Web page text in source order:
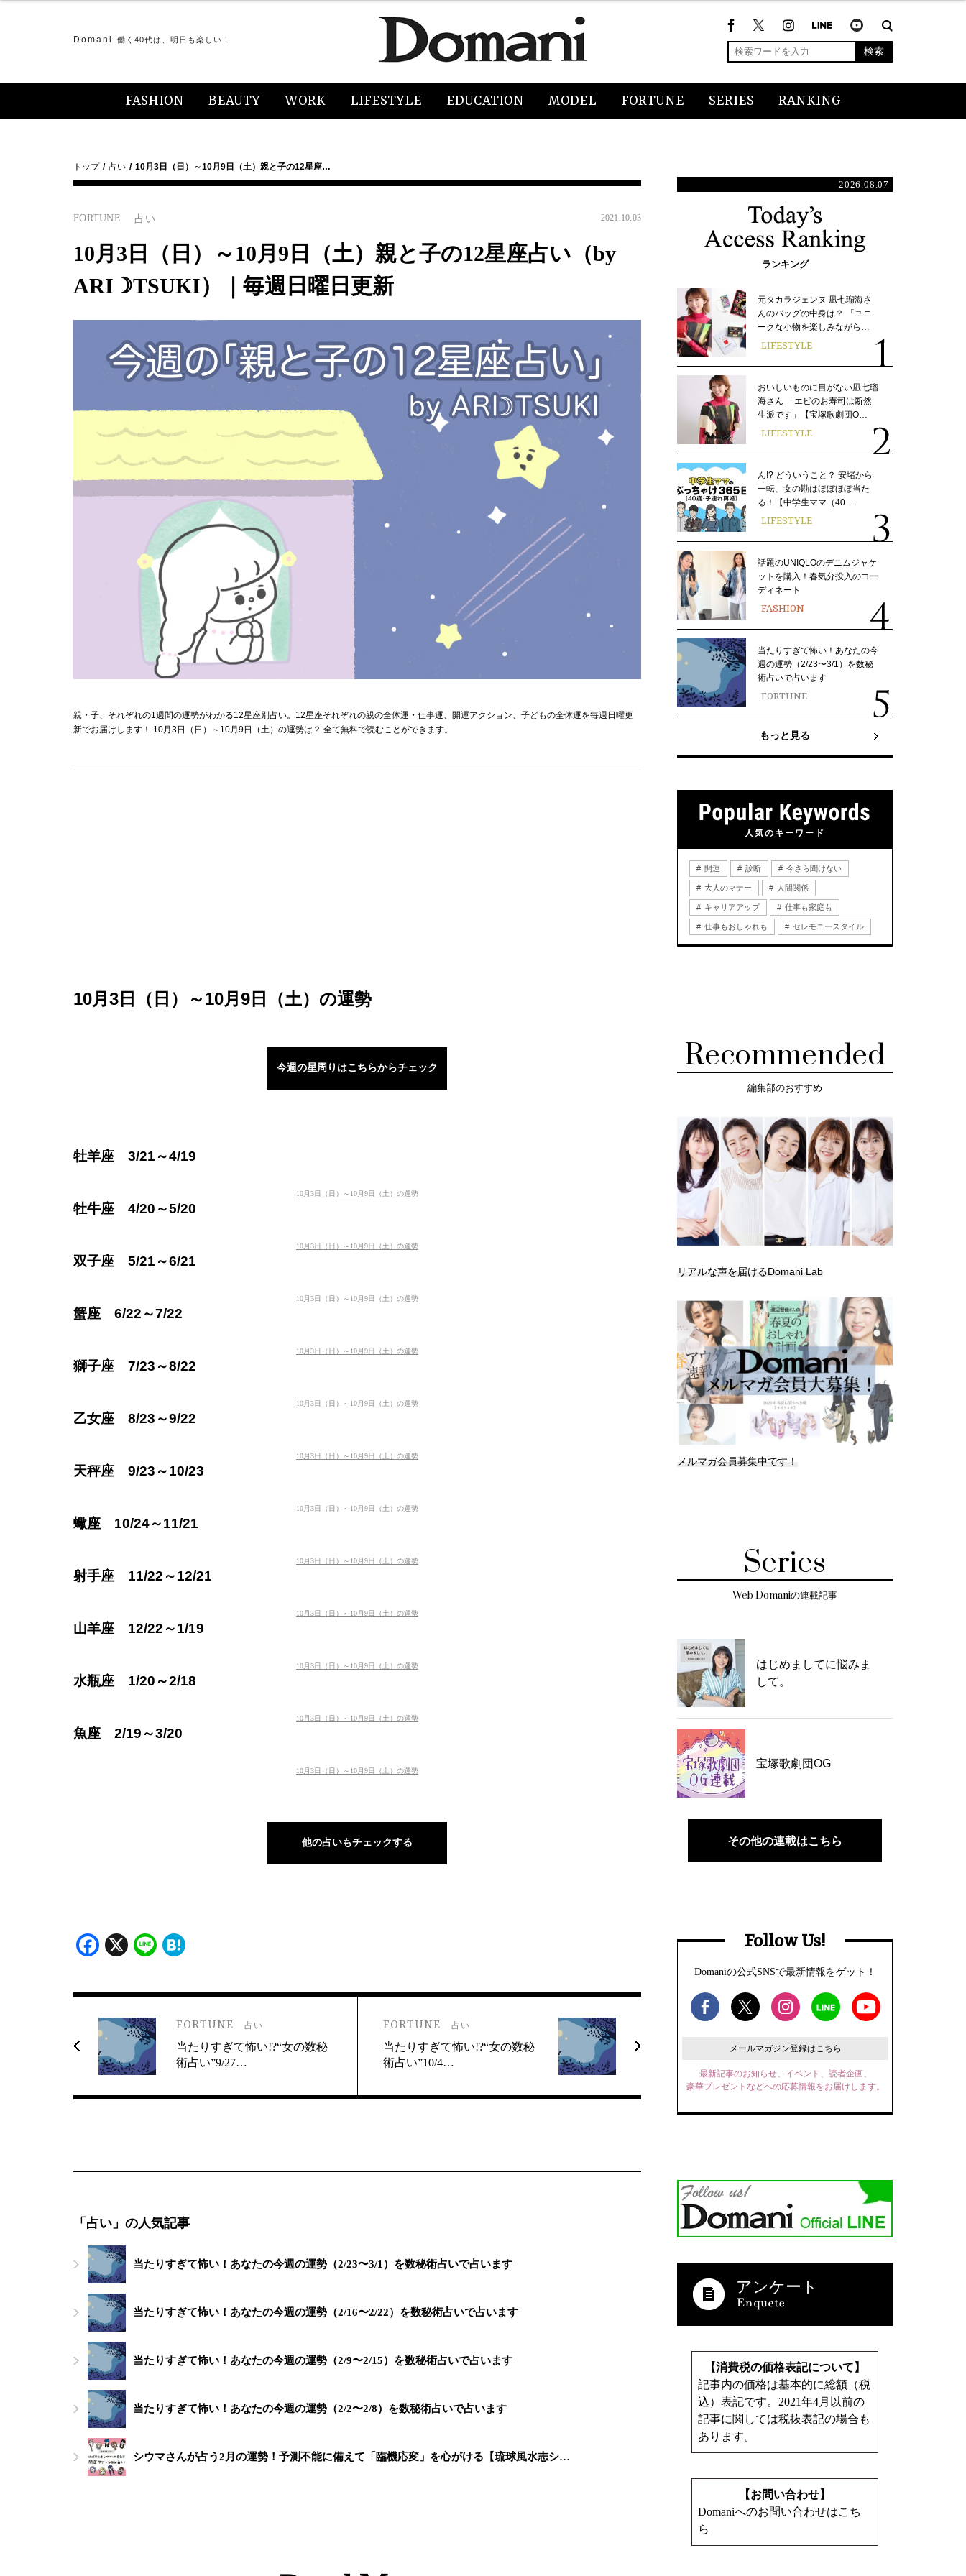
Domani 働く40代は、明日も楽しい！
検索
FASHION BEAUTY WORK LIFESTYLE EDUCATION MODEL FORTUNE SERIES RANKING
トップ 占い 10月3日（日）～10月9日（土）親と子の12星座…
FORTUNE 占い 2021.10.03
10月3日（日）～10月9日（土）親と子の12星座占い（by
ARI☽TSUKI）｜毎週日曜日更新
親・子、それぞれの1週間の運勢がわかる12星座別占い。12星座それぞれの親の全体運・仕事運、開運アクション、子どもの全体運を毎週日曜更
新でお届けします！ 10月3日（日）～10月9日（土）の運勢は？ 全て無料で読むことができます。
10月3日（日）～10月9日（土）の運勢
今週の星周りはこちらからチェック
牡羊座 3/21～4/19
10月3日（日）～10月9日（土）の運勢
牡牛座 4/20～5/20
10月3日（日）～10月9日（土）の運勢
双子座 5/21～6/21
10月3日（日）～10月9日（土）の運勢
蟹座 6/22～7/22
10月3日（日）～10月9日（土）の運勢
獅子座 7/23～8/22
10月3日（日）～10月9日（土）の運勢
乙女座 8/23～9/22
10月3日（日）～10月9日（土）の運勢
天秤座 9/23～10/23
10月3日（日）～10月9日（土）の運勢
蠍座 10/24～11/21
10月3日（日）～10月9日（土）の運勢
射手座 11/22～12/21
10月3日（日）～10月9日（土）の運勢
山羊座 12/22～1/19
10月3日（日）～10月9日（土）の運勢
水瓶座 1/20～2/18
10月3日（日）～10月9日（土）の運勢
魚座 2/19～3/20
10月3日（日）～10月9日（土）の運勢
他の占いもチェックする
Facebook
X Line
FORTUNE 占い
当たりすぎて怖い!?“女の数秘
術占い”9/27…
FORTUNE 占い
当たりすぎて怖い!?“女の数秘
術占い”10/4…
「占い」の人気記事
当たりすぎて怖い！あなたの今週の運勢（2/23〜3/1）を数秘術占いで占います
当たりすぎて怖い！あなたの今週の運勢（2/16〜2/22）を数秘術占いで占います
当たりすぎて怖い！あなたの今週の運勢（2/9〜2/15）を数秘術占いで占います
当たりすぎて怖い！あなたの今週の運勢（2/2〜2/8）を数秘術占いで占います
シウマさんが占う2月の運勢！予測不能に備えて「臨機応変」を心がける【琉球風水志シ…
2026.08.07
ランキング
元タカラジェンヌ 凪七瑠海さ
んのバッグの中身は？ 「ユニ
ークな小物を楽しみながら…
LIFESTYLE
おいしいものに目がない凪七瑠
海さん 「エビのお寿司は断然
生派です」【宝塚歌劇団O…
LIFESTYLE
ん!? どういうこと？ 安堵から
一転、女の勘はほぼほぼ当た
る！【中学生ママ（40…
LIFESTYLE
話題のUNIQLOのデニムジャケ
ットを購入！春気分投入のコー
ディネート
FASHION
当たりすぎて怖い！あなたの今
週の運勢（2/23〜3/1）を数秘
術占いで占います
FORTUNE
もっと見る
人気のキーワード
開運 診断 今さら聞けない
大人のマナー 人間関係
キャリアアップ 仕事も家庭も
仕事もおしゃれも セレモニースタイル
Recommended
編集部のおすすめ
リアルな声を届けるDomani Lab
メルマガ会員募集中です！
Series
Web Domaniの連載記事
はじめましてに悩みま
して。
宝塚歌劇団OG
その他の連載はこちら
Follow Us!
Domaniの公式SNSで最新情報をゲット！
メールマガジン登録はこちら
最新記事のお知らせ、イベント、読者企画、
豪華プレゼントなどへの応募情報をお届けします。
アンケート
【消費税の価格表記について】
記事内の価格は基本的に総額（税
込）表記です。2021年4月以前の
記事に関しては税抜表記の場合も
あります。
【お問い合わせ】
Domaniへのお問い合わせはこち
ら